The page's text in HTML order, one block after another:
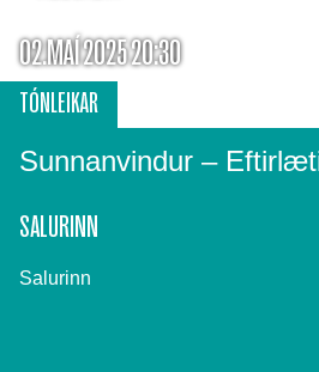
02.MAÍ 2025 20:30
Sunnanvindur –
TÓNLEIKAR
SALURINN
Salurinn